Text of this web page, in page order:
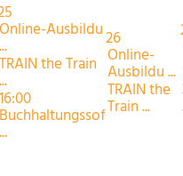
Online-Ausbildu
...
TRAIN the Train
...
16:00
Buchhaltungssof
...
26
Online-
Ausbildu ...
TRAIN the
Train ...